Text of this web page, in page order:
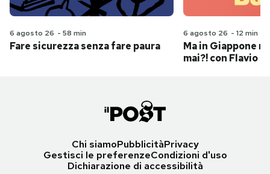
6 agosto 26 - 58 min
Fare sicurezza senza fare paura
6 agosto 26 - 12 min
Ma in Giappone
mai?! con Flavio
Chi siamoPubblicitàPrivacy
Gestisci le preferenzeCondizioni d'uso
Dichiarazione di accessibilità